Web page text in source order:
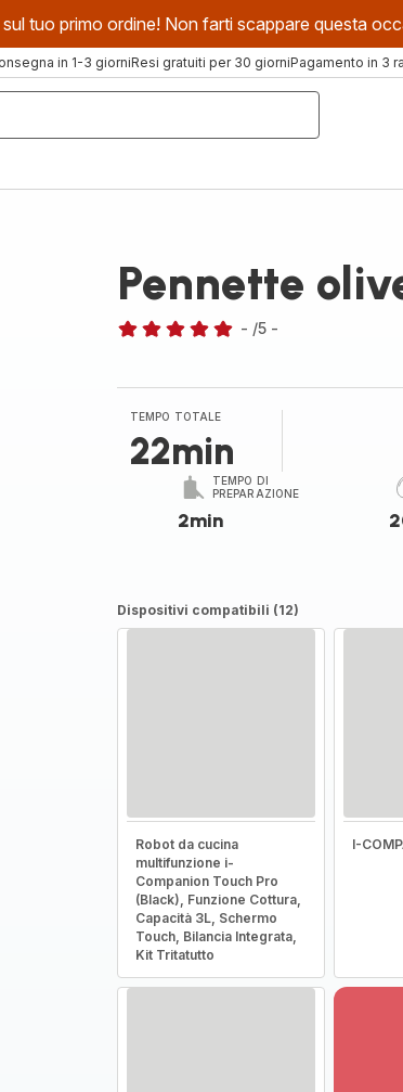
tuo primo ordine! Non farti scappare questa
in 1-3 giorniResi gratuiti per 30 giorniPagamento in 3
Pennette
cinque
stelle
(media)
- /5 -
TEMPO TOTALE
22min
TEMPO DI
PREPARAZIONE
2min
Dispositivi compatibili (12)
Robot da cucina
multifunzione i-
Companion Touch Pro
(Black), Funzione Cottura,
Capacità 3L, Schermo
Touch, Bilancia Integrata,
Kit Tritatutto
I-